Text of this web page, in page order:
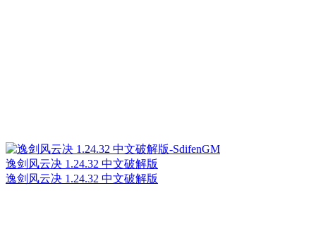
逸剑风云决 1.24.32 中文破解版
逸剑风云决 1.24.32 中文破解版